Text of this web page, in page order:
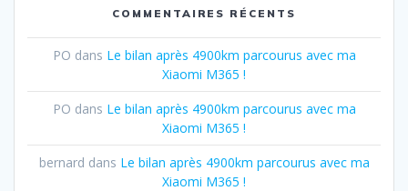
COMMENTAIRES RÉCENTS
PO dans Le bilan après 4900km parcourus avec ma
Xiaomi M365 !
PO dans Le bilan après 4900km parcourus avec ma
Xiaomi M365 !
bernard dans Le bilan après 4900km parcourus avec ma
Xiaomi M365 !